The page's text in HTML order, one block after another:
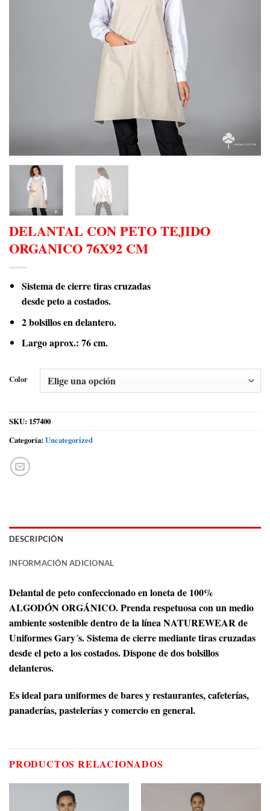
DELANTAL CON PETO TEJIDO
ORGANICO 76X92 CM
Sistema de cierre tiras cruzadas
desde peto a costados.
2 bolsillos en delantero.
Largo aprox.: 76 cm.
Color
SKU: 157400
Categoría: Uncategorized
DESCRIPCIÓN
INFORMACIÓN ADICIONAL
Delantal de peto confeccionado en loneta de 100%
ALGODÓN ORGÁNICO. Prenda respetuosa con un medio
ambiente sostenible dentro de la línea NATUREWEAR de
Uniformes Gary´s. Sistema de cierre mediante tiras cruzadas
desde el peto a los costados. Dispone de dos bolsillos
delanteros.
Es ideal para uniformes de bares y restaurantes, cafeterías,
panaderías, pastelerías y comercio en general.
PRODUCTOS RELACIONADOS